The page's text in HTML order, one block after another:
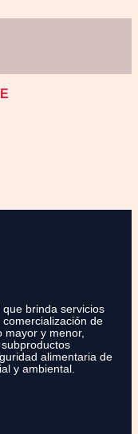
brinda servicios
de
mayor y menor,
alimentaria de
y ambiental.